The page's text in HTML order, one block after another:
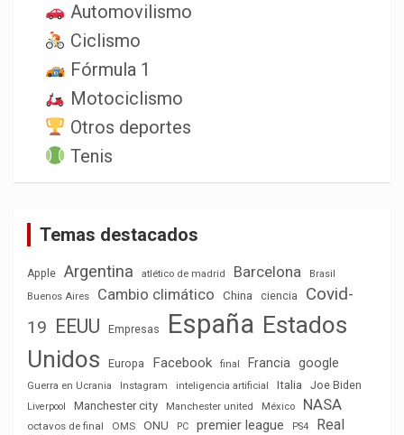
Automovilismo
Ciclismo
Fórmula 1
Motociclismo
Otros deportes
Tenis
Temas destacados
Apple Argentina atlético de madrid Barcelona
Brasil
Buenos Aires
Cambio climático China ciencia
Covid-
19 EEUU Empresas España Estados
Unidos
Europa Facebook final Francia google
Guerra en Ucrania Instagram inteligencia artificial Italia Joe Biden
Liverpool Manchester city Manchester united México NASA
octavos de final OMS ONU PC premier league PS4
Real